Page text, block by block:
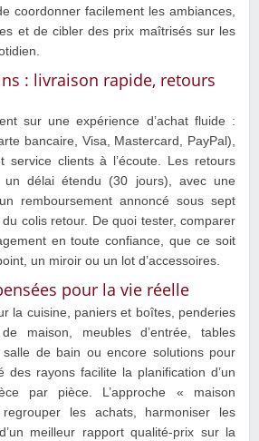
coordonner facilement les ambiances,
et de cibler des prix maîtrisés sur les
: livraison rapide, retours
sur une expérience d’achat fluide :
bancaire, Visa, Mastercard, PayPal),
service clients à l’écoute. Les retours
un délai étendu (30 jours), avec une
remboursement annoncé sous sept
colis retour. De quoi tester, comparer
en toute confiance, que ce soit
un miroir ou un lot d’accessoires.
pour la vie réelle
la cuisine, paniers et boîtes, penderies
maison, meubles d’entrée, tables
de bain ou encore solutions pour
des rayons facilite la planification d’un
par pièce. L’approche « maison
les achats, harmoniser les
meilleur rapport qualité-prix sur la